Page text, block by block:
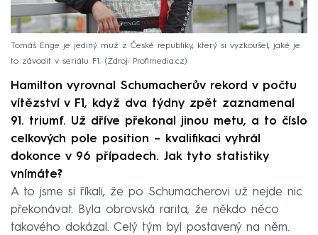
Tomáš Enge je jediný muž z České republiky, který si vyzkoušel, jaké je
to závodit v seriálu F1.
Zdroj: Profimedia.cz
Hamilton vyrovnal Schumacherův rekord v počtu
vítězství v F1, když dva týdny zpět zaznamenal
91. triumf. Už dříve překonal jinou metu, a to číslo
celkových pole position – kvalifikaci vyhrál
dokonce v 96 případech. Jak tyto statistiky
vnímáte?
A to jsme si říkali, že po Schumacherovi už nejde nic
překonávat. Byla obrovská rarita, že někdo něco
takového dokázal. Celý tým byl postavený na něm.